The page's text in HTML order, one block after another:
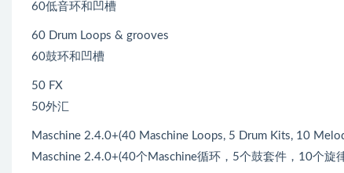
60低音环和凹槽
60 Drum Loops & grooves
60鼓环和凹槽
50 FX
50外汇
Maschine 2.4.0+(40 Maschine Loops, 5 Drum Kits, 10
Maschine 2.4.0+(40个Maschine循环，5个鼓套件，10个旋